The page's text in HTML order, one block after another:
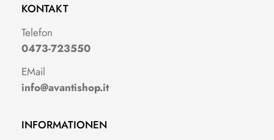
KONTAKT
Telefon
0473-723550
EMail
info@avantishop.it
INFORMATIONEN